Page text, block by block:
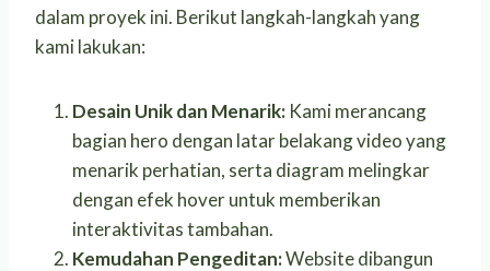
dalam proyek ini. Berikut langkah-langkah yang
kami lakukan:
Desain Unik dan Menarik: Kami merancang
bagian hero dengan latar belakang video yang
menarik perhatian, serta diagram melingkar
dengan efek hover untuk memberikan
interaktivitas tambahan.
Kemudahan Pengeditan:Website dibangun